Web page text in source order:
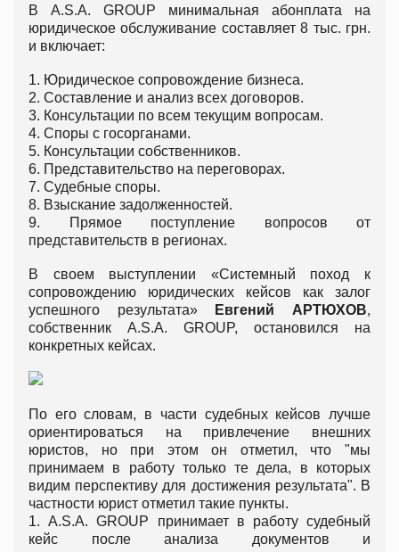
В A.S.A. GROUP минимальная абонплата на
юридическое обслуживание составляет 8 тыс. грн.
и включает:
1. Юридическое сопровождение бизнеса.
2. Составление и анализ всех договоров.
3. Консультации по всем текущим вопросам.
4. Споры с госорганами.
5. Консультации собственников.
6. Представительство на переговорах.
7. Судебные споры.
8. Взыскание задолженностей.
9. Прямое поступление вопросов от
представительств в регионах.
В своем выступлении «Системный поход к
сопровождению юридических кейсов как залог
успешного результата»
Евгений АРТЮХОВ,
собственник A.S.A. GROUP, остановился на
конкретных кейсах.
По его словам, в части судебных кейсов лучше
ориентироваться на привлечение внешних
юристов, но при этом он отметил, что "мы
принимаем в работу только те дела, в которых
видим перспективу для достижения результата". В
частности юрист отметил такие пункты.
1. A.S.A. GROUP принимает в работу судебный
кейс после анализа документов и